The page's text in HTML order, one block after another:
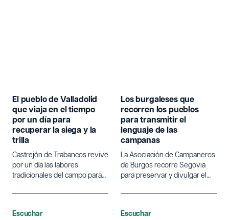
El pueblo de Valladolid
que viaja en el tiempo
por un día para
recuperar la siega y la
trilla
Castrejón de Trabancos revive
por un día las labores
tradicionales del campo para
Los burgaleses que
recorren los pueblos
para transmitir el
lenguaje de las
campanas
La Asociación de Campaneros
de Burgos recorre Segovia
para preservar y divulgar el
campanas.
Escuchar Escuchar